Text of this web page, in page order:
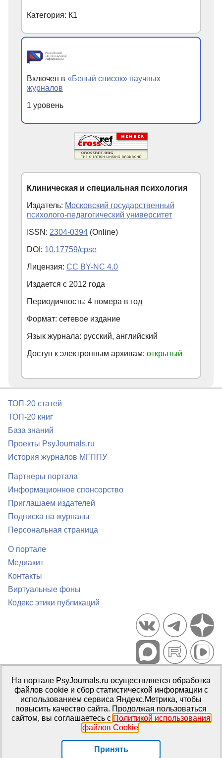
Категория: К1
Включен в «Белый список» научных
журналов
1 уровень
Клиническая и специальная психология
Издатель: Московский государственный
психолого-педагогический университет
ISSN: 2304-0394 (Online)
DOI: 10.17759/cpse
Лицензия: CC BY-NC 4.0
Издается с 2012 года
Периодичность: 4 номера в год
Формат: сетевое издание
Язык журнала: русский, английский
Доступ к электронным архивам: открытый
ТОП-20 статей
ТОП-20 книг
База знаний
Проекты PsyJournals.ru
История журналов МГППУ
Партнеры портала
Информационное спонсорство
Приглашаем издателей
Подписка на журналы
Персональная страница
О портале
Медиакит
Контакты
Виртуальные фоны
Кодекс этики публикаций
Портал психологических изданий PsyJournals.ru, 2007–2026
Правила использования материалов
Свидетельство регистрации СМИЭл № ФС77-66447 от 14 июля
2016 г.
Издатель: ФГБОУ ВО МГППУ
На портале PsyJournals.ru осуществляется обработка
файлов cookie и сбор статистической информации с
использованием сервиса Яндекс.Метрика, чтобы
повысить качество сайта. Продолжая пользоваться
сайтом, вы соглашаетесь с Политикой использования
файлов Cookie.
Принять